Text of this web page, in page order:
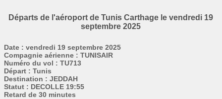
Départs de l'aéroport de Tunis Carthage le vendredi 19
septembre 2025
Date : vendredi 19 septembre 2025
Compagnie aérienne : TUNISAIR
Numéro du vol : TU713
Départ : Tunis
Destination : JEDDAH
Statut : DECOLLE 19:55
Retard de 30 minutes